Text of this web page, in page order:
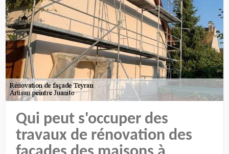
Qui peut s'occuper des
travaux de rénovation des